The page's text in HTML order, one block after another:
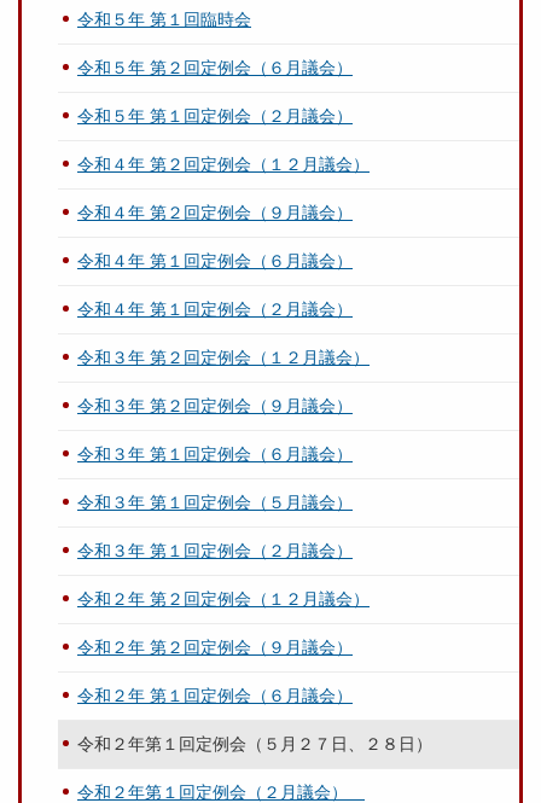
令和５年 第１回臨時会
令和５年 第２回定例会（６月議会）
令和５年 第１回定例会（２月議会）
令和４年 第２回定例会（１２月議会）
令和４年 第２回定例会（９月議会）
令和４年 第１回定例会（６月議会）
令和４年 第１回定例会（２月議会）
令和３年 第２回定例会（１２月議会）
令和３年 第２回定例会（９月議会）
令和３年 第１回定例会（６月議会）
令和３年 第１回定例会（５月議会）
令和３年 第１回定例会（２月議会）
令和２年 第２回定例会（１２月議会）
令和２年 第２回定例会（９月議会）
令和２年 第１回定例会（６月議会）
令和２年第１回定例会（５月２７日、２８日）
令和２年第１回定例会（２月議会）